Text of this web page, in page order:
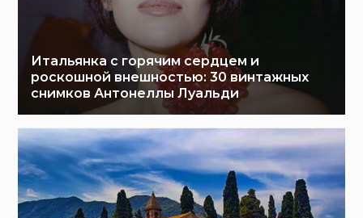
Итальянка с горячим сердцем и
роскошной внешностью: 30 винтажных
снимков Антонеллы Луальди